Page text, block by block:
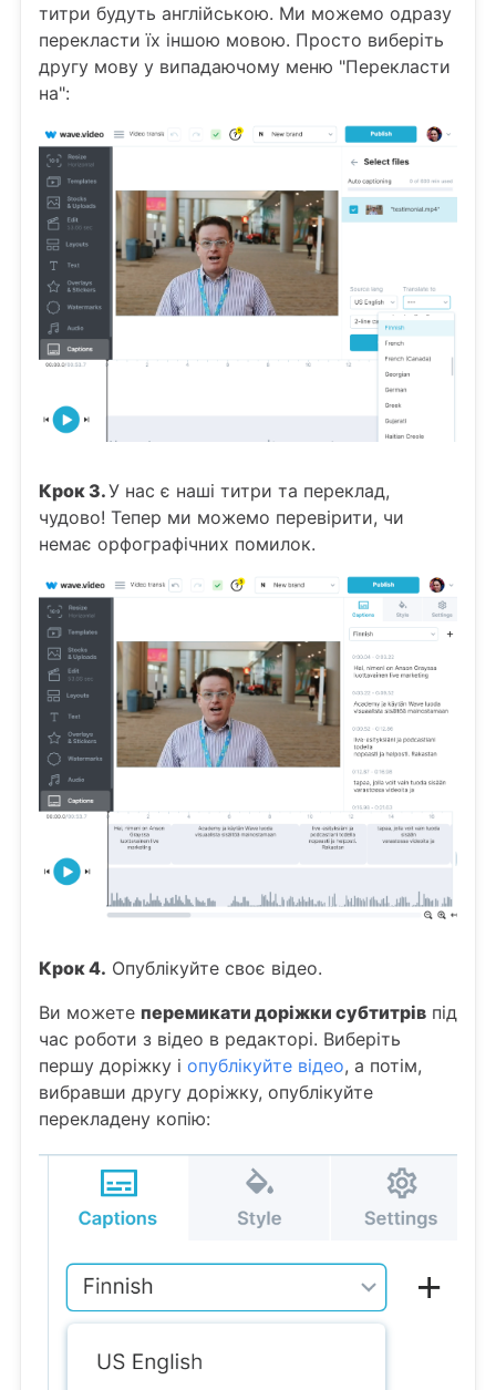
титри будуть англійською. Ми можемо одразу
перекласти їх іншою мовою. Просто виберіть
другу мову у випадаючому меню "Перекласти
на":
Крок 3.У нас є наші титри та переклад,
чудово! Тепер ми можемо перевірити, чи
немає орфографічних помилок.
Крок 4. Опублікуйте своє відео.
Ви можете перемикати доріжки субтитрів під
час роботи з відео в редакторі. Виберіть
першу доріжку і опублікуйте відео, а потім,
вибравши другу доріжку, опублікуйте
перекладену копію: